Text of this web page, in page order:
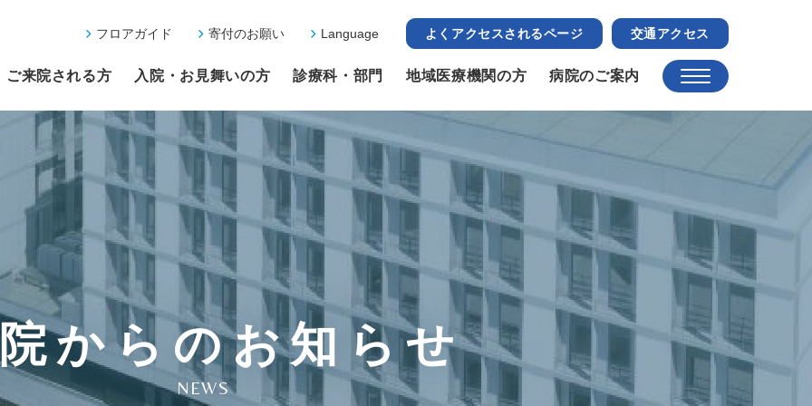
フロアガイド 寄付のお願い Language よくアクセスされるページ 交通アクセス
ご来院される方 入院・お見舞いの方 診療科・部門 地域医療機関の方 病院のご案内
からのお知らせ
NEWS